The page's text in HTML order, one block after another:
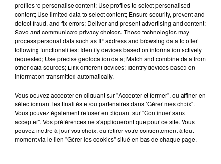
masculine dans sa bataille...
Des vitres tombent de la tour
Montparnasse : des désaccords
Incendies en Gironde : encore
plusieurs semaines avant
profiles to personalise content; Use profiles to select personalised
content; Use limited data to select content; Ensure security, prevent and
detect fraud, and fix errors; Deliver and present advertising and content;
Save and communicate privacy choices. These technologies may
process personal data such as IP address and browsing data to offer
following functionalities: Identify devices based on information actively
requested; Use precise geolocation data; Match and combine data from
other data sources; Link different devices; Identify devices based on
information transmitted automatically.
Vous pouvez accepter en cliquant sur "Accepter et fermer", ou affiner en
sélectionnant les finalités et/ou partenaires dans "Gérer mes choix".
Vous pouvez également refuser en cliquant sur "Continuer sans
accepter". Vos préférences ne s'appliqueront que pour ce site. Vous
pouvez mettre à jour vos choix, ou retirer votre consentement à tout
moment via le lien "Gérer les cookies" situé en bas de chaque page.